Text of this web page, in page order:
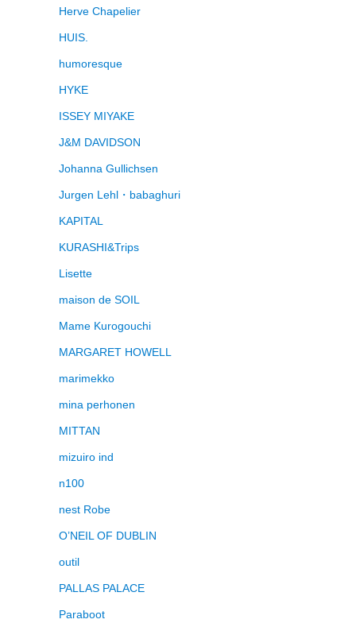
Herve Chapelier
HUIS.
humoresque
HYKE
ISSEY MIYAKE
J&M DAVIDSON
Johanna Gullichsen
Jurgen Lehl・babaghuri
KAPITAL
KURASHI&Trips
Lisette
maison de SOIL
Mame Kurogouchi
MARGARET HOWELL
marimekko
mina perhonen
MITTAN
mizuiro ind
n100
nest Robe
O’NEIL OF DUBLIN
outil
PALLAS PALACE
Paraboot